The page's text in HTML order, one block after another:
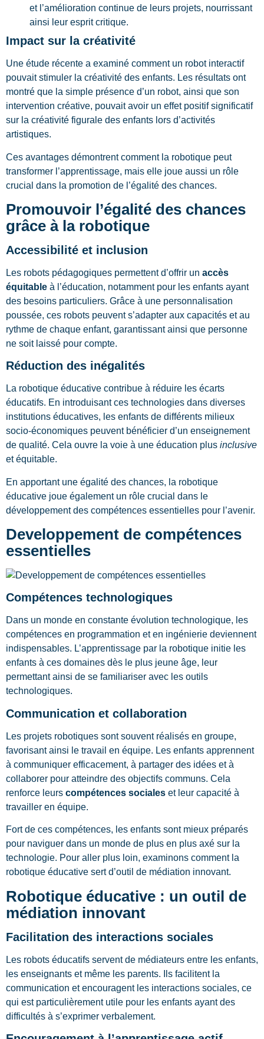
et l’amélioration continue de leurs projets, nourrissant
ainsi leur esprit critique.
Impact sur la créativité
Une étude récente a examiné comment un robot interactif
pouvait stimuler la créativité des enfants. Les résultats ont
montré que la simple présence d’un robot, ainsi que son
intervention créative, pouvait avoir un effet positif significatif
sur la créativité figurale des enfants lors d’activités
artistiques.
Ces avantages démontrent comment la robotique peut
transformer l’apprentissage, mais elle joue aussi un rôle
crucial dans la promotion de l’égalité des chances.
Promouvoir l’égalité des chances
grâce à la robotique
Accessibilité et inclusion
Les robots pédagogiques permettent d’offrir un accès
équitable à l’éducation, notamment pour les enfants ayant
des besoins particuliers. Grâce à une personnalisation
poussée, ces robots peuvent s’adapter aux capacités et au
rythme de chaque enfant, garantissant ainsi que personne
ne soit laissé pour compte.
Réduction des inégalités
La robotique éducative contribue à réduire les écarts
éducatifs. En introduisant ces technologies dans diverses
institutions éducatives, les enfants de différents milieux
socio-économiques peuvent bénéficier d’un enseignement
de qualité. Cela ouvre la voie à une éducation plus inclusive
et équitable.
En apportant une égalité des chances, la robotique
éducative joue également un rôle crucial dans le
développement des compétences essentielles pour l’avenir.
Developpement de compétences
essentielles
Compétences technologiques
Dans un monde en constante évolution technologique, les
compétences en programmation et en ingénierie deviennent
indispensables. L’apprentissage par la robotique initie les
enfants à ces domaines dès le plus jeune âge, leur
permettant ainsi de se familiariser avec les outils
technologiques.
Communication et collaboration
Les projets robotiques sont souvent réalisés en groupe,
favorisant ainsi le travail en équipe. Les enfants apprennent
à communiquer efficacement, à partager des idées et à
collaborer pour atteindre des objectifs communs. Cela
renforce leurs compétences sociales et leur capacité à
travailler en équipe.
Fort de ces compétences, les enfants sont mieux préparés
pour naviguer dans un monde de plus en plus axé sur la
technologie. Pour aller plus loin, examinons comment la
robotique éducative sert d’outil de médiation innovant.
Robotique éducative : un outil de
médiation innovant
Facilitation des interactions sociales
Les robots éducatifs servent de médiateurs entre les enfants,
les enseignants et même les parents. Ils facilitent la
communication et encouragent les interactions sociales, ce
qui est particulièrement utile pour les enfants ayant des
difficultés à s’exprimer verbalement.